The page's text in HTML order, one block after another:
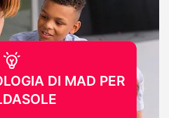
DI MAD PER